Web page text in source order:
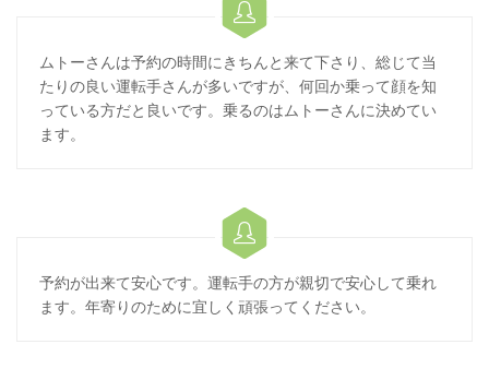

ムトーさんは予約の時間にきちんと来て下さり、総じて当
たりの良い運転手さんが多いですが、何回か乗って顔を知
っている方だと良いです。乗るのはムトーさんに決めてい
ます。

予約が出来て安心です。運転手の方が親切で安心して乗れ
ます。年寄りのために宜しく頑張ってください。